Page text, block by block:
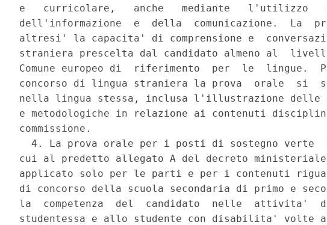
e   curricolare,   anche   mediante   l'utilizzo
dell'informazione  e  della  comunicazione.  La
altresi' la capacita' di comprensione e
straniera prescelta dal candidato almeno al
Comune europeo di  riferimento  per  le  lingue.
concorso di lingua straniera la prova  orale  si
nella lingua stessa, inclusa l'illustrazione delle
e metodologiche in relazione ai contenuti
commissione.
4. La prova orale per i posti di sostegno verte
cui al predetto allegato A del decreto
applicato solo per le parti e per i contenuti
di concorso della scuola secondaria di primo e
la  competenza  del  candidato  nelle  attivita'
studentessa e allo studente con disabilita' volte